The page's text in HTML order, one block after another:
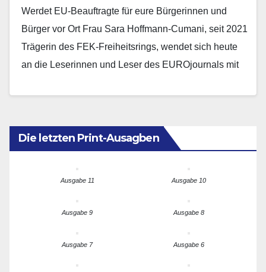
Werdet EU-Beauftragte für eure Bürgerinnen und
Bürger vor Ort Frau Sara Hoffmann-Cumani, seit 2021
Trägerin des FEK-Freiheitsrings, wendet sich heute
an die Leserinnen und Leser des EUROjournals mit
Die letzten Print-Ausagben
Ausgabe 11 Ausgabe 10
Ausgabe 9 Ausgabe 8
Ausgabe 7 Ausgabe 6